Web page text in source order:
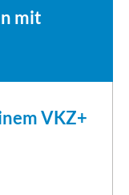
mit
VKZ+